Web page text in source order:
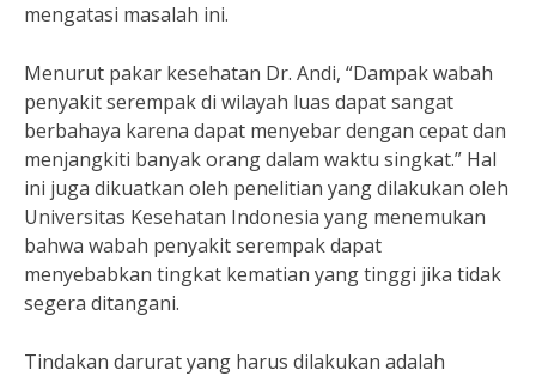
mengatasi masalah ini.
Menurut pakar kesehatan Dr. Andi, “Dampak wabah
penyakit serempak di wilayah luas dapat sangat
berbahaya karena dapat menyebar dengan cepat dan
menjangkiti banyak orang dalam waktu singkat.” Hal
ini juga dikuatkan oleh penelitian yang dilakukan oleh
Universitas Kesehatan Indonesia yang menemukan
bahwa wabah penyakit serempak dapat
menyebabkan tingkat kematian yang tinggi jika tidak
segera ditangani.
Tindakan darurat yang harus dilakukan adalah